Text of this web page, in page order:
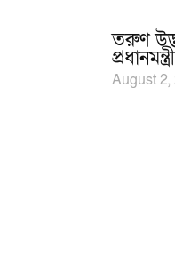
তরুণ
প্রধানমন্ত্রী
August 2,